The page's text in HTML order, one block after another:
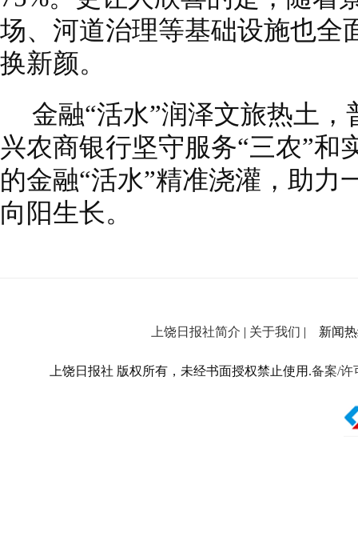
场、河道治理等基础设施也全
换新颜。
金融“活水”润泽文旅热土
兴农商银行坚守服务“三农”和
的金融“活水”精准浇灌，助力
向阳生长。
上饶日报社简介 | 关于我们 | 新闻热
上饶日报社 版权所有，未经书面授权禁止使用.备案/许